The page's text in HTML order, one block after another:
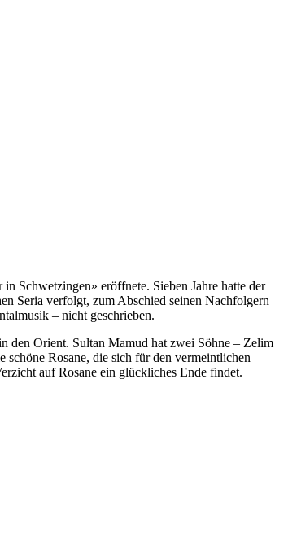
Schwetzingen» eröffnete. Sieben Jahre hatte der
Seria verfolgt, zum Abschied seinen Nachfolgern
– nicht geschrieben.
den Orient. Sultan Mamud hat zwei Söhne – Zelim
Rosane, die sich für den vermeintlichen
auf Rosane ein glückliches Ende findet.